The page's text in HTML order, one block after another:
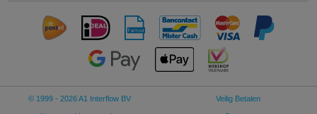
© 1999 - 2026 A1 Interflow BV Veilig Betalen